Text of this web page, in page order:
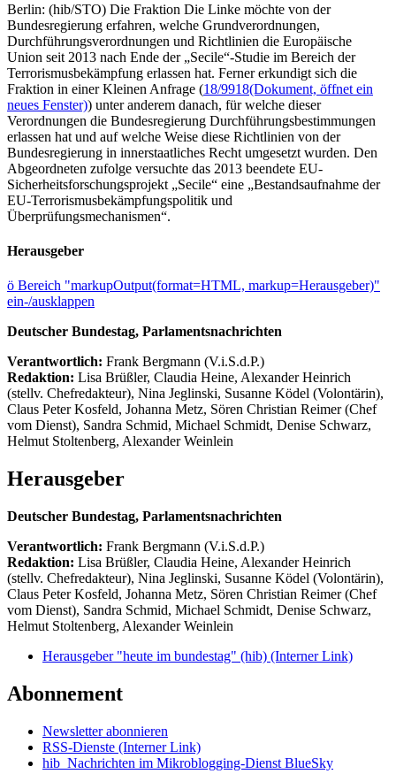
Berlin: (hib/STO) Die Fraktion Die Linke möchte von der
Bundesregierung erfahren, welche Grundverordnungen,
Durchführungsverordnungen und Richtlinien die Europäische
Union seit 2013 nach Ende der „Secile“-Studie im Bereich der
Terrorismusbekämpfung erlassen hat. Ferner erkundigt sich die
Fraktion in einer Kleinen Anfrage (18/9918(Dokument, öffnet ein
neues Fenster)) unter anderem danach, für welche dieser
Verordnungen die Bundesregierung Durchführungsbestimmungen
erlassen hat und auf welche Weise diese Richtlinien von der
Bundesregierung in innerstaatliches Recht umgesetzt wurden. Den
Abgeordneten zufolge versuchte das 2013 beendete EU-
Sicherheitsforschungsprojekt „Secile“ eine „Bestandsaufnahme der
EU-Terrorismusbekämpfungspolitik und
Überprüfungsmechanismen“.
Herausgeber
ö Bereich "markupOutput(format=HTML, markup=Herausgeber)"
ein-/ausklappen
Deutscher Bundestag, Parlamentsnachrichten
Verantwortlich: Frank Bergmann (V.i.S.d.P.)
Redaktion: Lisa Brüßler, Claudia Heine, Alexander Heinrich
(stellv. Chefredakteur), Nina Jeglinski, Susanne Ködel (Volontärin),
Claus Peter Kosfeld, Johanna Metz, Sören Christian Reimer (Chef
vom Dienst), Sandra Schmid, Michael Schmidt, Denise Schwarz,
Helmut Stoltenberg, Alexander Weinlein
Herausgeber
Deutscher Bundestag, Parlamentsnachrichten
Verantwortlich: Frank Bergmann (V.i.S.d.P.)
Redaktion: Lisa Brüßler, Claudia Heine, Alexander Heinrich
(stellv. Chefredakteur), Nina Jeglinski, Susanne Ködel (Volontärin),
Claus Peter Kosfeld, Johanna Metz, Sören Christian Reimer (Chef
vom Dienst), Sandra Schmid, Michael Schmidt, Denise Schwarz,
Helmut Stoltenberg, Alexander Weinlein
Herausgeber "heute im bundestag" (hib) (Interner Link)
Abonnement
Newsletter abonnieren
RSS-Dienste (Interner Link)
hib_Nachrichten im Mikroblogging-Dienst BlueSky